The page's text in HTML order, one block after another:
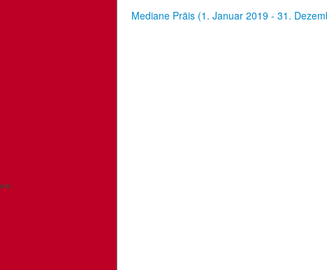
Mediane Präis (1. Januar 2019 - 31.